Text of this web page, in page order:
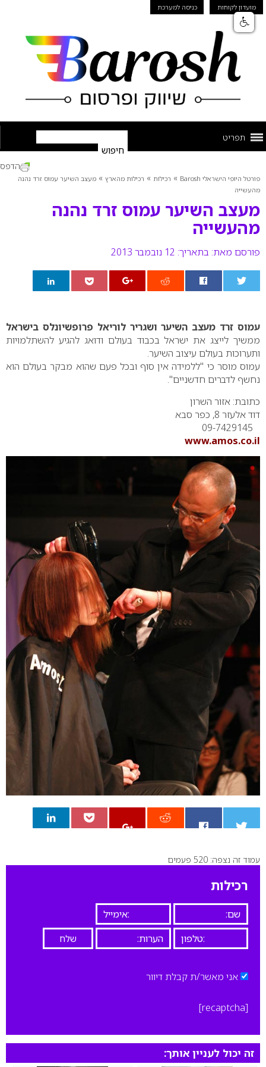
מועדון לקוחות כניסה למערכת
תפריט
פורטל היופי הישראלי Barosh » רכילות » רכילות מהארץ » מעצב השיער עמוס זרד נהנה
מהעשייה
מעצב השיער עמוס זרד נהנה
מהעשייה
פורסם מאת: בתאריך: 12 נובמבר 2013
הדפס
עמוס זרד מעצב השיער ושגריר לוריאל פרופשיונלס בישראל
ממשיך לייצג את ישראל בכבוד בעולם ודואג להגיע להשתלמויות
ותערוכות בעולם עיצוב השיער.
עמוס מוסר כי "ללמידה אין סוף ובכל פעם שהוא מבקר בעולם הוא
נחשף לדברים חדשניים".
כתובת: אזור השרון
דוד אלעזר 8, כפר סבא
www.amos.co.il
0
עמוד זה נצפה: 520 פעמים
רכילות
אני מאשר/ת קבלת דיוור
[recaptcha]
זה יכול לעניין אותך: